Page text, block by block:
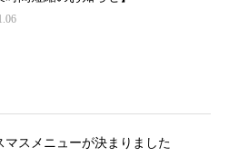
マスメニューが決まりました